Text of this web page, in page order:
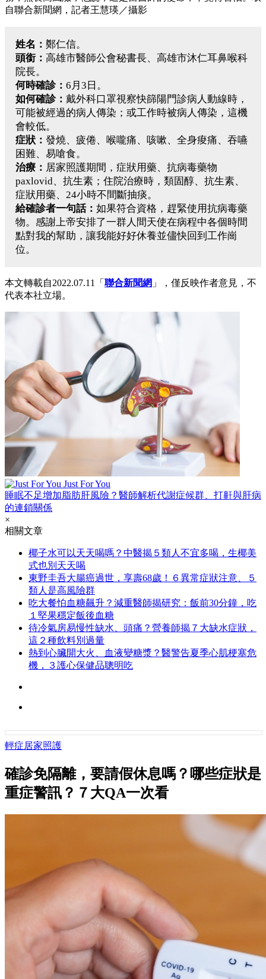
自聯合新聞網，記者王慧瑛／攝影
姓名： 鄭仁信。
頭銜： 高雄市醫師公會秘書長、高雄市沐仁耳鼻喉科
院長。
何時確診： 6月3日。
如何確診： 戴外科口罩視察快篩陽門診病人動線時，
可能被經過的病人傳染；或工作時被病人傳染，這機
會較低。
症狀： 發燒、疲倦、喉嚨痛、咳嗽、全身痠痛、吞嚥
困難、易嗆食。
治療： 居家照護期間，症狀用藥、抗病毒藥物
paxlovid、抗生素；住院治療時，類固醇、抗生素、
症狀用藥、24小時不間斷抽痰。
給確診者一句話： 如果符合資格，趕緊使用抗病毒藥
物。感謝上帝安排了一群人間天使在病程中各個時間
點對我的幫助，讓我能好好休養並儘快回到工作崗
位。
本文轉載自2022.07.11「 聯合新聞網 」，僅反映作者意見，不
代表本社立場。
Just For You
睡眠不足增加脂肪肝風險？醫師解析代謝症候群、打鼾與肝病
的連鎖關係
×
相關文章
椰子水可以天天喝嗎？中醫揭５類人不宜多喝，生椰美
式也別天天喝
東野圭吾大腸癌過世，享壽68歲！６異常症狀注意、５
類人是高風險群
吃大餐怕血糖飆升？減重醫師揭研究：飯前30分鐘，吃
１堅果穩定飯後血糖
待冷氣房易慢性缺水、頭痛？營養師揭７大缺水症狀，
這２種飲料別過量
熱到心臟開大火、血液變糖漿？醫警告夏季心肌梗塞危
機，３護心保健品聰明吃
輕症居家照護
確診免隔離，要請假休息嗎？哪些症狀是
重症警訊？７大QA一次看